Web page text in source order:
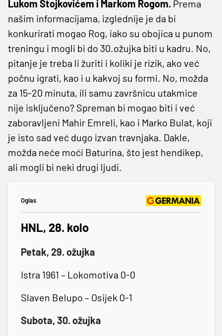
Lukom Stojkovićem i Markom Rogom. Prema
našim informacijama, izglednije je da bi
konkurirati mogao Rog, iako su obojica u punom
treningu i mogli bi do 30.ožujka biti u kadru. No,
pitanje je treba li žuriti i koliki je rizik, ako već
počnu igrati, kao i u kakvoj su formi. No, možda
za 15-20 minuta, ili samu završnicu utakmice
nije isključeno? Spreman bi mogao biti i već
zaboravljeni Mahir Emreli, kao i Marko Bulat, koji
je isto sad već dugo izvan travnjaka. Dakle,
možda neće moći Baturina, što jest hendikep,
ali mogli bi neki drugi ljudi.
Oglas
HNL, 28. kolo
Petak, 29. ožujka
Istra 1961 – Lokomotiva 0-0
Slaven Belupo – Osijek 0-1
Subota, 30. ožujka